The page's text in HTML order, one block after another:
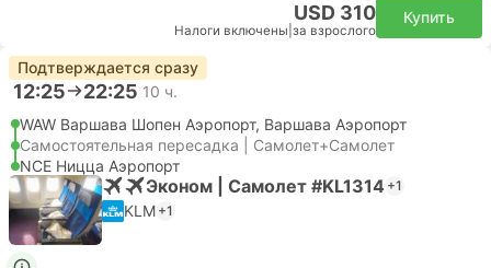
USD 310
Налоги включены за взрослого
Купить
Подтверждается сразу
12:25 22:25 10 ч.
WAW Варшава Шопен Аэропорт, Варшава Аэропорт
Самостоятельная пересадка | Самолет+Самолет
NCE Ницца Аэропорт
Эконом | Самолет #KL1314 +1
KLM +1